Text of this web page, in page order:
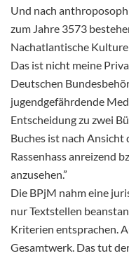
Und nach
zum Jahre 3573
Nachatlantische
Das ist nicht meine
Deutschen
jugendgefährdende
Entscheidung zu zwei
Buches ist nach Ansicht
Rassenhass anreizend
anzusehen.”
Die BPjM nahm eine
nur Textstellen
Kriterien entsprachen.
Gesamtwerk. Das tut